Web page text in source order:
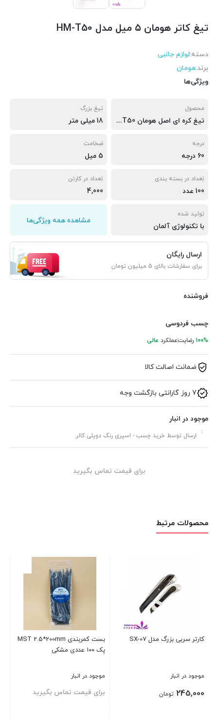
تیغ کاتر هومان ۵ میل مدل HM-T50
دسته:لوازم جانبی
برند:هومان
ویژگی‌ها
محصول
تیغ کره ای اصل هومان HM-T50
تیغ بزرگ
18 میلی متر
درجه
60 درجه
ضخامت
5 میل
تعداد در بسته بندی
100 عدد
تعداد در کارتن
4,000
تولید شده
با تکنولوژی آلمان
مشاهده همه ویژگی‌ها
ارسال رایگان
برای سفارشات بالای 5 میلیون تومان
فروشنده
چسب فردوسی
100% رضایتعملکرد عالی
ضمانت اصالت کالا
7 روز گارانتی بازگشت وجه
موجود در انبار
ارسال توسط خرید چسب - اسپری رنگ دوپلی کالر.
برای قیمت تماس بگیرید
محصولات مرتبط
کارتر سربی بزرگ مدل SX-07
موجود در انبار
245,000 تومان
بست کمربندی MST 2.5*200mm
پک ۱۰۰ عددی مشکی
موجود در انبار
برای قیمت تماس بگیرید